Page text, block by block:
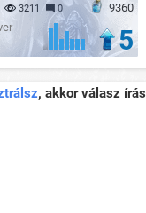
9360
3211 0
5
, akkor válasz